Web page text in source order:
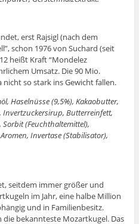
erst Rajsigl (nach dem
schon 1976 von Suchard (seit
heißt Kraft “Mondelez
Umsatz. Die 90 Mio.
so stark ins Gewicht fallen.
Haselnüsse (9,5%), Kakaobutter,
Butterreinfett,
(Feuchthaltemittel),
Invertase (Stabilisator),
seitdem immer größer und
im Jahr, eine halbe Million
und in Familienbesitz.
bekannteste Mozartkugel. Das